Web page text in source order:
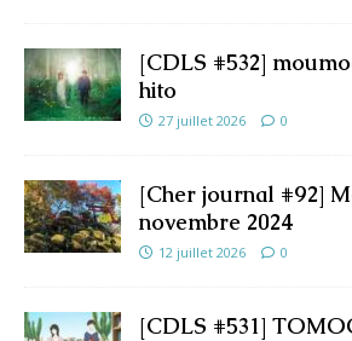
[CDLS #532]
hito
27 juillet 2026 0
[Cher journal #92]
novembre 2024
12 juillet 2026 0
[CDLS #531]